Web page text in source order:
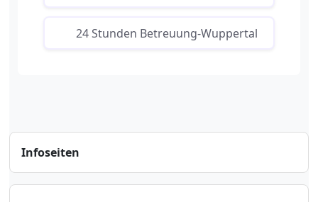
24 Stunden Betreuung-Wuppertal
Infoseiten